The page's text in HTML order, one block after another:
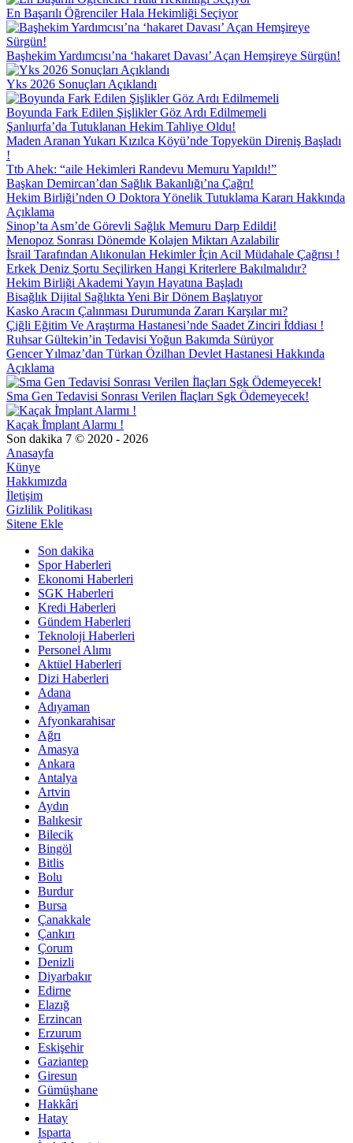
En Başarılı Öğrenciler Hala Hekimliği Seçiyor
Başhekim Yardımcısı’na ‘hakaret Davası’ Açan Hemşireye Sürgün!
Yks 2026 Sonuçları Açıklandı
Boyunda Fark Edilen Şişlikler Göz Ardı Edilmemeli
Şanlıurfa’da Tutuklanan Hekim Tahliye Oldu!
Maden Aranan Yukarı Kızılca Köyü’nde Topyekün Direniş Başladı
!
Ttb Ahek: “aile Hekimleri Randevu Memuru Yapıldı!”
Başkan Demircan’dan Sağlık Bakanlığı’na Çağrı!
Hekim Birliği’nden O Doktora Yönelik Tutuklama Kararı Hakkında
Açıklama
Sinop’ta Asm’de Görevli Sağlık Memuru Darp Edildi!
Menopoz Sonrası Dönemde Kolajen Miktarı Azalabilir
İ̇srail Tarafından Alıkonulan Hekimler İ̇çin Acil Müdahale Çağrısı !
Erkek Deniz Şortu Seçilirken Hangi Kriterlere Bakılmalıdır?
Hekim Birliği Akademi Yayın Hayatına Başladı
Bisağlık Dijital Sağlıkta Yeni Bir Dönem Başlatıyor
Kasko Aracın Çalınması Durumunda Zararı Karşılar mı?
Çiğli Eğitim Ve Araştırma Hastanesi’nde Saadet Zinciri İ̇ddiası !
Ruhsar Gültekin’in Tedavisi Yoğun Bakımda Sürüyor
Gencer Yılmaz’dan Türkan Özilhan Devlet Hastanesi Hakkında
Açıklama
Sma Gen Tedavisi Sonrası Verilen İ̇laçları Sgk Ödemeyecek!
Kaçak İ̇mplant Alarmı !
Son dakika 7 © 2020 - 2026
Anasayfa
Künye
Hakkımızda
İletişim
Gizlilik Politikası
Sitene Ekle
Son dakika
Spor Haberleri
Ekonomi Haberleri
SGK Haberleri
Kredi Haberleri
Gündem Haberleri
Teknoloji Haberleri
Personel Alımı
Aktüel Haberleri
Dizi Haberleri
Adana
Adıyaman
Afyonkarahisar
Ağrı
Amasya
Ankara
Antalya
Artvin
Aydın
Balıkesir
Bilecik
Bingöl
Bitlis
Bolu
Burdur
Bursa
Çanakkale
Çankırı
Çorum
Denizli
Diyarbakır
Edirne
Elazığ
Erzincan
Erzurum
Eskişehir
Gaziantep
Giresun
Gümüşhane
Hakkâri
Hatay
Isparta